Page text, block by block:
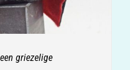
griezelige